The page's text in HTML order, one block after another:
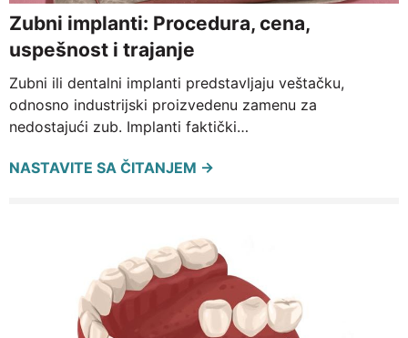
Zubni implanti: Procedura, cena,
uspešnost i trajanje
Zubni ili dentalni implanti predstavljaju veštačku,
odnosno industrijski proizvedenu zamenu za
nedostajući zub. Implanti faktički…
NASTAVITE SA ČITANJEM →